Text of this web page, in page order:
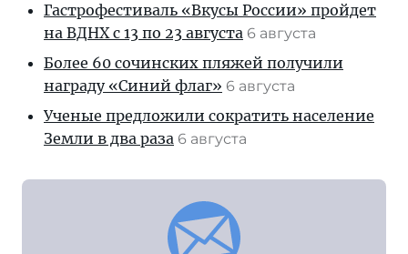
Гастрофестиваль «Вкусы России» пройдет
на ВДНХ с 13 по 23 августа 6 августа
Более 60 сочинских пляжей получили
награду «Синий флаг» 6 августа
Ученые предложили сократить население
Земли в два раза 6 августа